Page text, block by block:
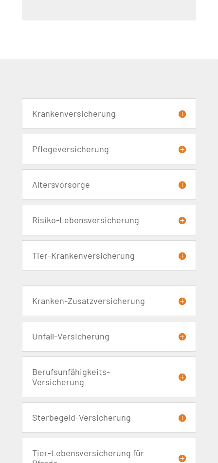
Krankenversicherung
Pflegeversicherung
Altersvorsorge
Risiko-Lebensversicherung
Tier-Krankenversicherung
Kranken-Zusatzversicherung
Unfall-Versicherung
Berufsunfähigkeits-
Versicherung
Sterbegeld-Versicherung
Tier-Lebensversicherung für